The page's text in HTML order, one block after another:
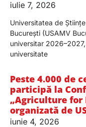
iulie 7, 2026
Universitatea de
București (USAMV
universitar
universitate
Peste 4.000 de
participă la
„Agriculture for
organizată de
iunie 4, 2026